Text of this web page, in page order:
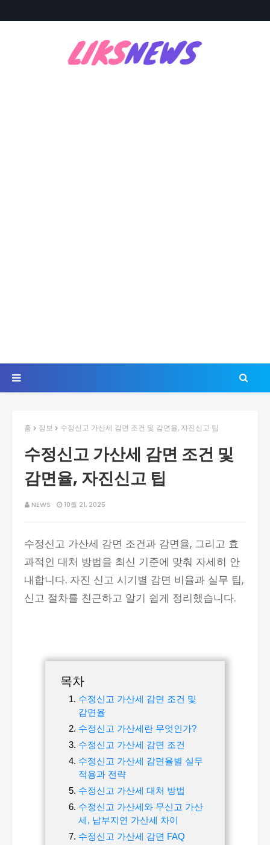
홈 정보 수정신고 가산세 감면 조건 및 감면율, 자진신고 팁
수정신고 가산세 감면 조건 및
감면율, 자진신고 팁
NEWS 10월 21, 2025
수정신고 가산세 감면 조건과 감면율, 그리고 효
과적인 대처 방법을 최신 기준에 맞춰 자세히 안
내합니다. 자진 신고 시기별 감면 비율과 실무 팁,
신고 절차를 친근하고 알기 쉽게 정리했습니다.
목차
수정신고 가산세 감면 조건 및
감면율
수정신고 가산세란 무엇인가?
수정신고 가산세 감면 조건
수정신고 가산세 감면율별 실무
적용과 전략
수정신고 가산세 대처 방법
수정신고 가산세와 무신고 가산
세, 납부지연 가산세 차이
수정신고 가산세 감면 FAQ